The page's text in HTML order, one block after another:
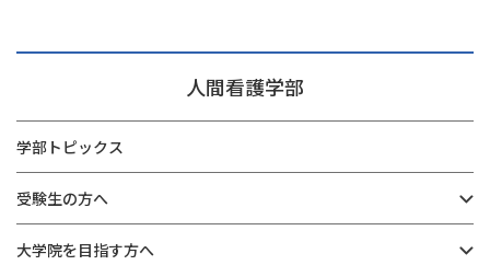
人間看護学部
学部トピックス
受験生の方へ
大学院を目指す方へ